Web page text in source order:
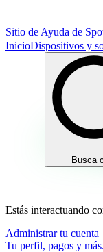
Sitio de Ayuda de
InicioDispositivos y
Busca
Estás interactuando
Administrar tu cuenta
Tu perfil, pagos y más.